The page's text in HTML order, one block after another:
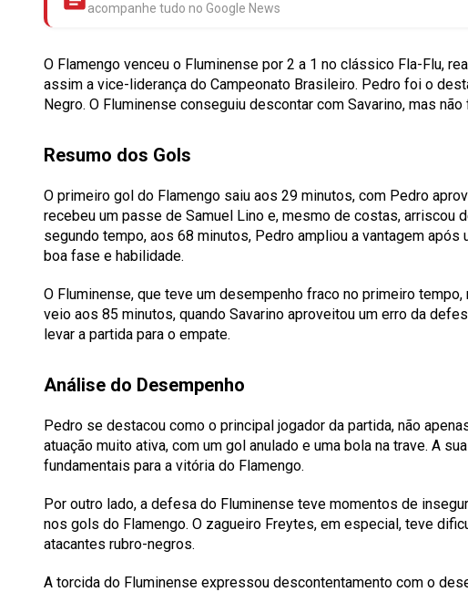
acompanhe tudo no Google News
O Flamengo venceu o Fluminense por 2 a 1 no clássico Fla-Flu,
assim a vice-liderança do Campeonato Brasileiro. Pedro foi o
Negro. O Fluminense conseguiu descontar com Savarino, mas
Resumo dos Gols
O primeiro gol do Flamengo saiu aos 29 minutos, com Pedro
recebeu um passe de Samuel Lino e, mesmo de costas, arriscou
segundo tempo, aos 68 minutos, Pedro ampliou a vantagem
boa fase e habilidade.
O Fluminense, que teve um desempenho fraco no primeiro
veio aos 85 minutos, quando Savarino aproveitou um erro da
levar a partida para o empate.
Análise do Desempenho
Pedro se destacou como o principal jogador da partida, não
atuação muito ativa, com um gol anulado e uma bola na trave. A
fundamentais para a vitória do Flamengo.
Por outro lado, a defesa do Fluminense teve momentos de
nos gols do Flamengo. O zagueiro Freytes, em especial, teve
atacantes rubro-negros.
A torcida do Fluminense expressou descontentamento com o